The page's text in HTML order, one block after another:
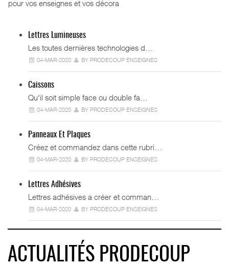
pour vos enseignes et vos décora
Lettres Lumineuses
Les toutes dernières technologies d…
04-MAR-2020 BY PRODECOUP ENSEIGNES
Caissons
Qu'il soit simple face ou double fa…
04-MAR-2020 BY PRODECOUP ENSEIGNES
Panneaux Et Plaques
Créez et commandez dans cette rubri…
04-MAR-2020 BY PRODECOUP ENSEIGNES
Lettres Adhésives
Lettres adhésives a créer et comman…
04-MAR-2020 BY PRODECOUP ENSEIGNES
ACTUALITÉS PRODECOUP